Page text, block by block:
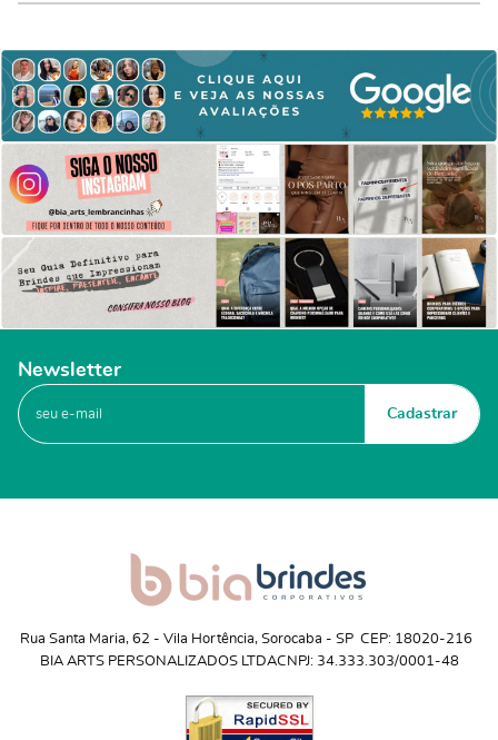
Newsletter
Cadastrar
Rua Santa Maria, 62 - Vila Hortência, Sorocaba - SP CEP: 18020-216
BIA ARTS PERSONALIZADOS LTDACNPJ: 34.333.303/0001-48